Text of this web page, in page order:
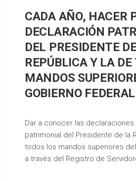
CADA AÑO, HACER
DECLARACIÓN
DEL PRESIDENTE
REPÚBLICA Y LA DE
MANDOS
GOBIERNO FEDERAL
Dar a conocer las
patrimonial del Presidente de la
todos los mandos superiores
a través del Registro de